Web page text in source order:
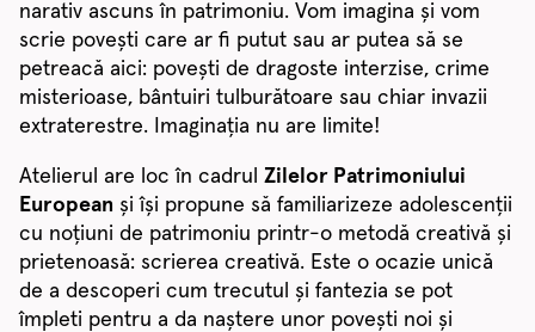
narativ ascuns în patrimoniu. Vom imagina și vom
scrie povești care ar fi putut sau ar putea să se
petreacă aici: povești de dragoste interzise, crime
misterioase, bântuiri tulburătoare sau chiar invazii
extraterestre. Imaginația nu are limite!
Atelierul are loc în cadrul Zilelor Patrimoniului
European și își propune să familiarizeze adolescenții
cu noțiuni de patrimoniu printr-o metodă creativă și
prietenoasă: scrierea creativă. Este o ocazie unică
de a descoperi cum trecutul și fantezia se pot
împleti pentru a da naștere unor povești noi și